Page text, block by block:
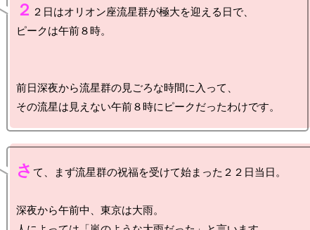
２ ２日はオリオン座流星群が極大を迎える日で、
ピークは午前８時。
前日深夜から流星群の見ごろな時間に入って、
さ て、まず流星群の祝福を受けて始まった２２日当日。
深夜から午前中、東京は大雨。